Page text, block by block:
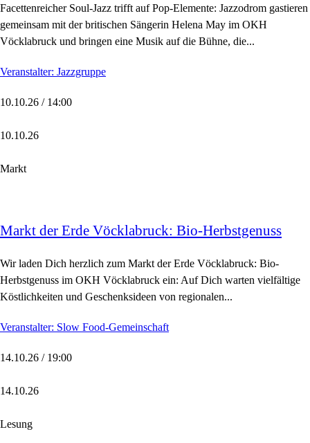
Facettenreicher Soul-Jazz trifft auf Pop-Elemente: Jazzodrom gastieren
gemeinsam mit der britischen Sängerin Helena May im OKH
Vöcklabruck und bringen eine Musik auf die Bühne, die...
Veranstalter: Jazzgruppe
10.10.26 / 14:00
10.10.26
Markt
Markt der Erde Vöcklabruck: Bio-Herbstgenuss
Wir laden Dich herzlich zum Markt der Erde Vöcklabruck: Bio-
Herbstgenuss im OKH Vöcklabruck ein: Auf Dich warten vielfältige
Köstlichkeiten und Geschenksideen von regionalen...
Veranstalter: Slow Food-Gemeinschaft
14.10.26 / 19:00
14.10.26
Lesung